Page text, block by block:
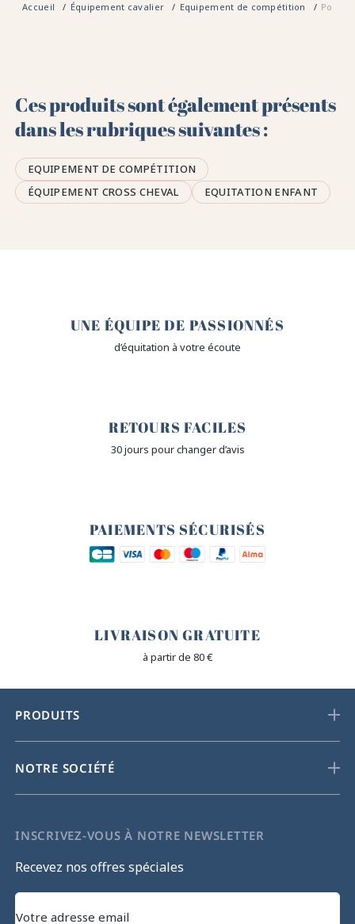
Accueil Équipement cavalier Equipement de compétition Porte-
Ces produits sont également présents
dans les rubriques suivantes :
EQUIPEMENT DE COMPÉTITION
ÉQUIPEMENT CROSS CHEVAL
EQUITATION ENFANT
UNE ÉQUIPE DE PASSIONNÉS
d’équitation à votre écoute
RETOURS FACILES
30 jours pour changer d’avis
PAIEMENTS SÉCURISÉS
LIVRAISON GRATUITE
à partir de 80 €
PRODUITS
NOTRE SOCIÉTÉ
INSCRIVEZ-VOUS À NOTRE NEWSLETTER
Recevez nos offres spéciales